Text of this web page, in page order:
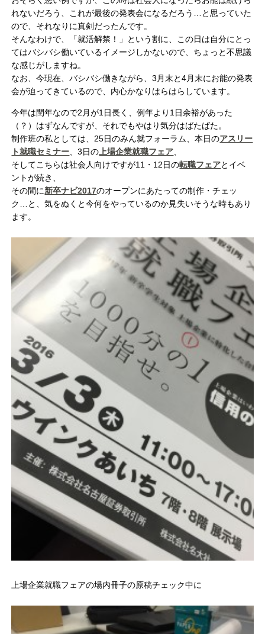
れないだろう、これが最後の発表会になるだろう…と思っていた
ので、それなりに真剣だったんです。
そんなわけで、「就活解禁！」という割に、この日は自分にとっ
てはバシバシ働いているイメージしかないので、ちょっと不思議
な感じがしますね。
なお、今現在、バシバシ働きながら、3月末と4月末にお能の発表
会が迫ってきているので、内心かなりはらはらしています。
今年は閏年なので2月が1日長く、例年より1日余裕があった
（？）はずなんですが、それでもやはり気分はばたばた。
制作班の私としては、25日のみん就フォーラム、本日のアスリー
ト就職セミナー、3日の上場企業就職フェア、
そしてこちらは社会人向けですが11・12日の転職フェアとイベ
ントが続き、
その間に新卒ナビ2017のオープンにあたっての制作・チェッ
ク…と、気をぬくと今何をやっているのか見失いそうな時もあり
ます。
上場企業就職フェアの場内冊子の原稿チェック中に